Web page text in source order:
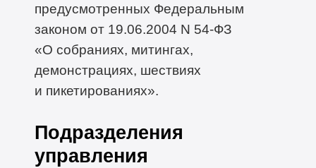
предусмотренных Федеральным
законом от 19.06.2004 N 54-ФЗ
«О собраниях, митингах,
демонстрациях, шествиях
и пикетированиях».
Подразделения
управления